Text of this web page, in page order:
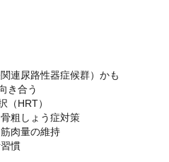
連尿路性器症候群）かも
き合う
HRT）
粗しょう症対策
肉量の維持
慣